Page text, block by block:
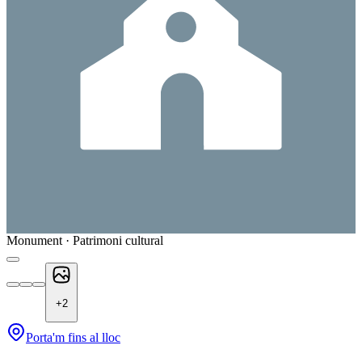
Monument · Patrimoni cultural
+2
Porta'm fins al lloc